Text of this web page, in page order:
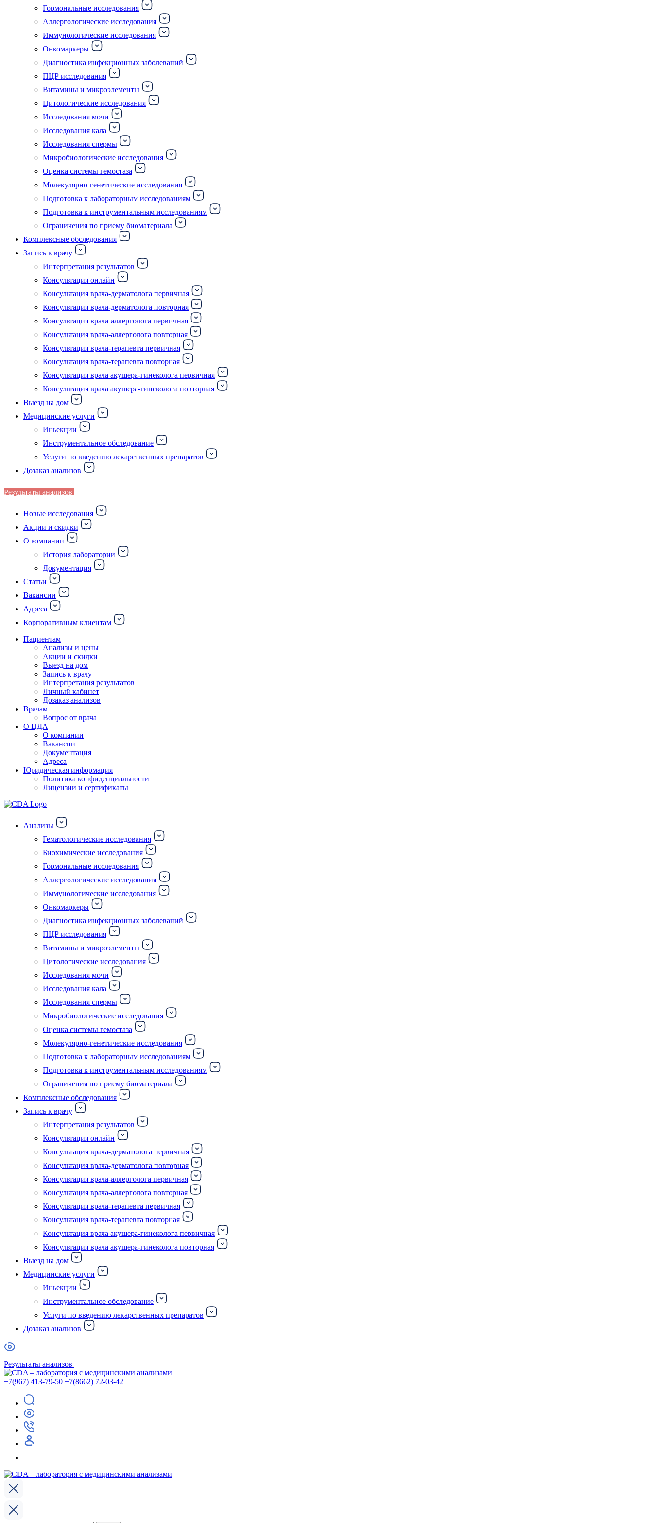
Гормональные исследования
Аллергологические исследования
Иммунологические исследования
Онкомаркеры
Диагностика инфекционных заболеваний
ПЦР исследования
Витамины и микроэлементы
Цитологические исследования
Исследования мочи
Исследования кала
Исследования спермы
Микробиологические исследования
Оценка системы гемостаза
Молекулярно-генетические исследования
Подготовка к лабораторным исследованиям
Подготовка к инструментальным исследованиям
Ограничения по приему биоматериала
Комплексные обследования
Запись к врачу
Интерпретация результатов
Консультация онлайн
Консультация врача-дерматолога первичная
Консультация врача-дерматолога повторная
Консультация врача-аллерголога первичная
Консультация врача-аллерголога повторная
Консультация врача-терапевта первичная
Консультация врача-терапевта повторная
Консультация врача акушера-гинеколога первичная
Консультация врача акушера-гинеколога повторная
Выезд на дом
Медицинские услуги
Иньекции
Инструментальное обследование
Услуги по введению лекарственных препаратов
Дозаказ анализов
Результаты анализов
Новые исследования
Акции и скидки
О компании
История лаборатории
Документация
Статьи
Вакансии
Адреса
Корпоративным клиентам
Пациентам
Анализы и цены
Акции и скидки
Выезд на дом
Запись к врачу
Интерпретация результатов
Личный кабинет
Дозаказ анализов
Врачам
Вопрос от врача
О ЦДА
О компании
Вакансии
Документация
Адреса
Юридическая информация
Политика конфиденциальности
Лицензии и сертификаты
Анализы
Гематологические исследования
Биохимические исследования
Гормональные исследования
Аллергологические исследования
Иммунологические исследования
Онкомаркеры
Диагностика инфекционных заболеваний
ПЦР исследования
Витамины и микроэлементы
Цитологические исследования
Исследования мочи
Исследования кала
Исследования спермы
Микробиологические исследования
Оценка системы гемостаза
Молекулярно-генетические исследования
Подготовка к лабораторным исследованиям
Подготовка к инструментальным исследованиям
Ограничения по приему биоматериала
Комплексные обследования
Запись к врачу
Интерпретация результатов
Консультация онлайн
Консультация врача-дерматолога первичная
Консультация врача-дерматолога повторная
Консультация врача-аллерголога первичная
Консультация врача-аллерголога повторная
Консультация врача-терапевта первичная
Консультация врача-терапевта повторная
Консультация врача акушера-гинеколога первичная
Консультация врача акушера-гинеколога повторная
Выезд на дом
Медицинские услуги
Иньекции
Инструментальное обследование
Услуги по введению лекарственных препаратов
Дозаказ анализов
Результаты анализов
+7(967) 413-79-50 +7(8662) 72-03-42